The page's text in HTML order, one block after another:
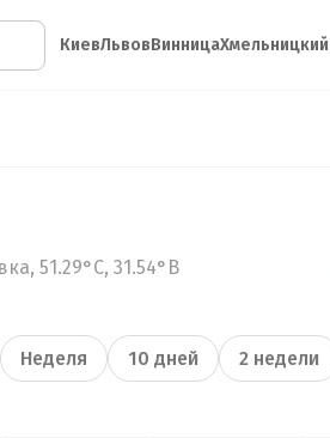
КиевЛьвовВинницаХмельницкий
51.29°С, 31.54°В
Неделя 10 дней 2 недели